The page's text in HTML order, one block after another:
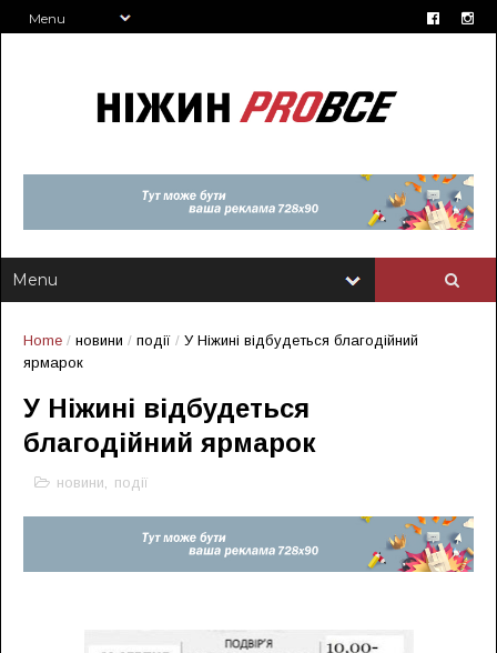
Home / новини / події / У Ніжині відбудеться благодійний
ярмарок
У Ніжині відбудеться
благодійний ярмарок
новини події